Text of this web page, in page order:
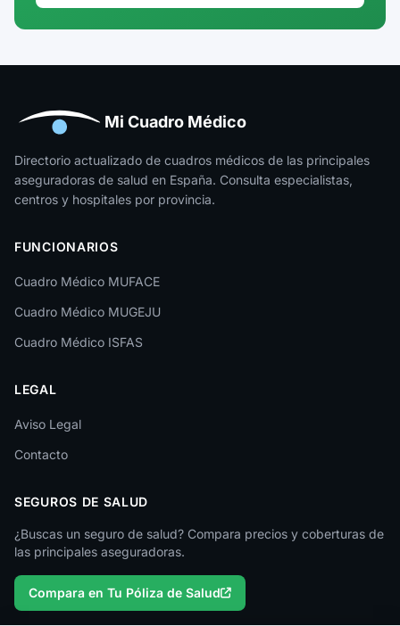
Huesca
Jaén
La Rioja
León
Lleida
Lugo
Málaga
Melilla
Murcia
Palencia
Pontevedra
Mi Cuadro Médico
Directorio actualizado de cuadros médicos de las principales
aseguradoras de salud en España. Consulta especialistas,
centros y hospitales por provincia.
FUNCIONARIOS
Cuadro Médico MUFACE
Cuadro Médico MUGEJU
Cuadro Médico ISFAS
LEGAL
Aviso Legal
Contacto
SEGUROS DE SALUD
¿Buscas un seguro de salud? Compara precios y coberturas de
las principales aseguradoras.
Compara en Tu Póliza de Salud